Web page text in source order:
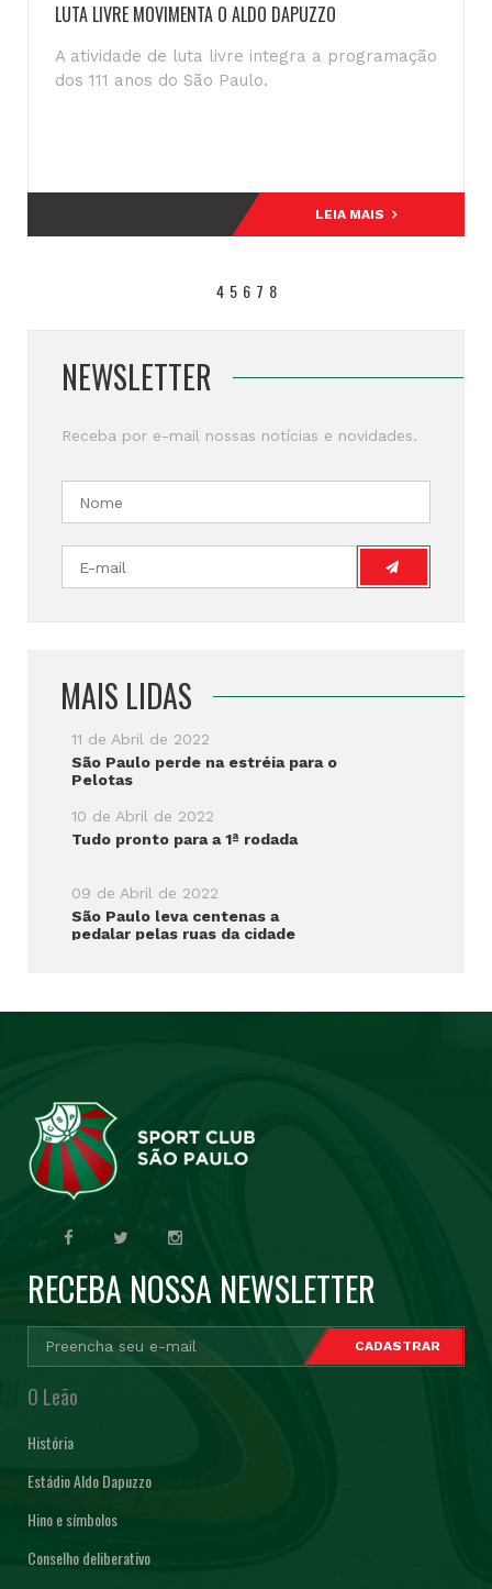
LUTA LIVRE MOVIMENTA O ALDO DAPUZZO
A atividade de luta livre integra a programação
dos 111 anos do São Paulo.
LEIA MAIS
4- 5- 6- 7 8
NEWSLETTER
Receba por e-mail nossas notícias e novidades.
MAIS LIDAS
11 de Abril de 2022
São Paulo perde na estréia para o
Pelotas
10 de Abril de 2022
Tudo pronto para a 1ª rodada
09 de Abril de 2022
São Paulo leva centenas a
pedalar pelas ruas da cidade
RECEBA NOSSA NEWSLETTER
O Leão
História
Estádio Aldo Dapuzzo
Hino e símbolos
Conselho deliberativo